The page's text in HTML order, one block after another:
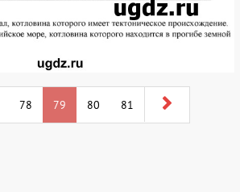
78 79 80 81